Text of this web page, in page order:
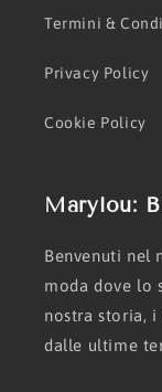
Termini &
Privacy Policy
Cookie Policy
Marylou:
Benvenuti nel
moda dove lo
nostra storia,
dalle ultime